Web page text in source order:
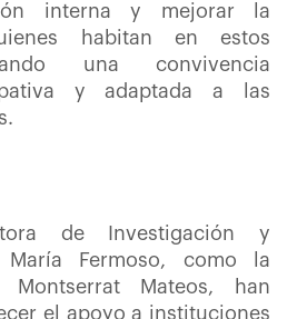
interna y mejorar la
habitan en estos
una convivencia
y adaptada a las
de Investigación y
María Fermoso, como la
Mateos, han
el apoyo a instituciones